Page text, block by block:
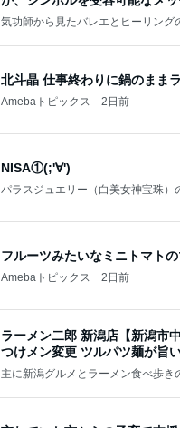
ことが
気功師から見たバレエとヒーリング
北斗晶 仕事終わりに鍋のまま
Amebaトピックス 2日前
NISA①(;'∀')
パラスジュエリー（白美女神宝珠）
フルーツみたいなミニトマト
Amebaトピックス 2日前
ラーメン二郎 新潟店【新潟市
つけメン変更 ツルパツ麺が旨
主に新潟グルメとラーメン食べ歩き